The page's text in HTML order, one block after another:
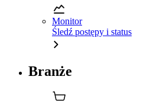
Monitor
Śledź postępy i status
Branże